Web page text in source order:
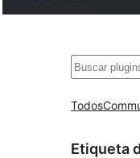
Buscar
Todos
Etiqueta